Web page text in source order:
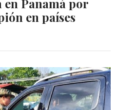
Panamá por
en países